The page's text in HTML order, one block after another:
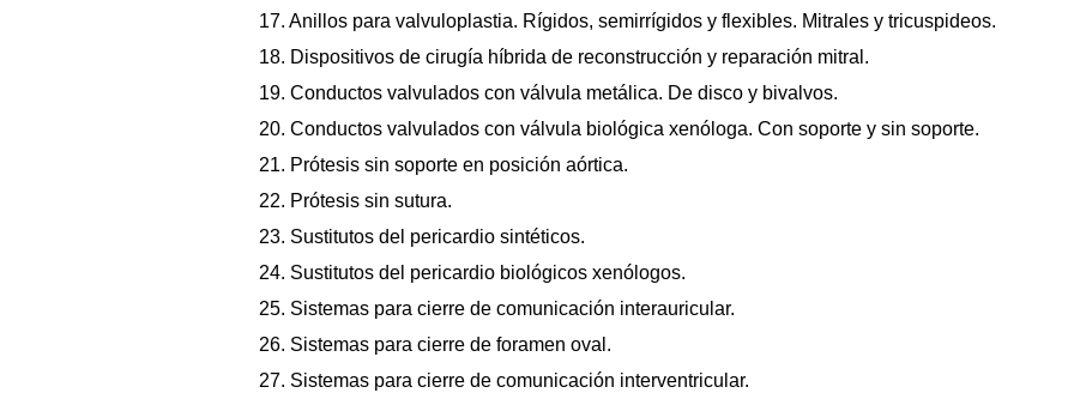
17. Anillos para valvuloplastia. Rígidos, semirrígidos y flexibles. Mitrales y tricuspideos.
18. Dispositivos de cirugía híbrida de reconstrucción y reparación mitral.
19. Conductos valvulados con válvula metálica. De disco y bivalvos.
20. Conductos valvulados con válvula biológica xenóloga. Con soporte y sin soporte.
21. Prótesis sin soporte en posición aórtica.
22. Prótesis sin sutura.
23. Sustitutos del pericardio sintéticos.
24. Sustitutos del pericardio biológicos xenólogos.
25. Sistemas para cierre de comunicación interauricular.
26. Sistemas para cierre de foramen oval.
27. Sistemas para cierre de comunicación interventricular.